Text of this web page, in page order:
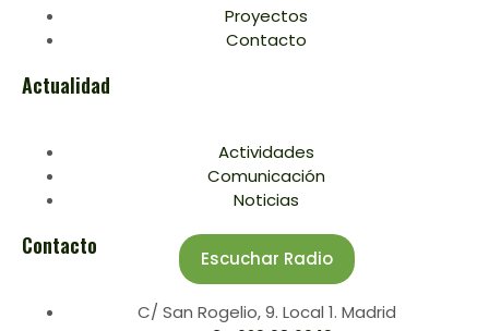
Proyectos
Contacto
Actualidad
Actividades
Comunicación
Noticias
Contacto
C/ San Rogelio, 9. Local 1. Madrid
Escuchar Radio